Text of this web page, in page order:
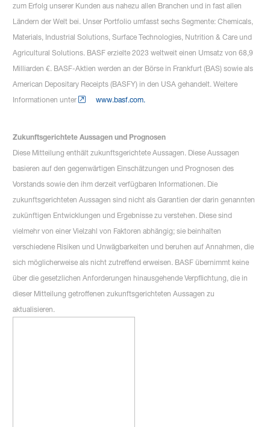
zum Erfolg unserer Kunden aus nahezu allen Branchen und in fast allen
Ländern der Welt bei. Unser Portfolio umfasst sechs Segmente: Chemicals,
Materials, Industrial Solutions, Surface Technologies, Nutrition & Care und
Agricultural Solutions. BASF erzielte 2023 weltweit einen Umsatz von 68,9
Milliarden €. BASF-Aktien werden an der Börse in Frankfurt (BAS) sowie als
American Depositary Receipts (BASFY) in den USA gehandelt. Weitere
Informationen unter
www.basf.com.
Zukunftsgerichtete Aussagen und Prognosen
Diese Mitteilung enthält zukunftsgerichtete Aussagen. Diese Aussagen
basieren auf den gegenwärtigen Einschätzungen und Prognosen des
Vorstands sowie den ihm derzeit verfügbaren Informationen. Die
zukunftsgerichteten Aussagen sind nicht als Garantien der darin genannten
zukünftigen Entwicklungen und Ergebnisse zu verstehen. Diese sind
vielmehr von einer Vielzahl von Faktoren abhängig; sie beinhalten
verschiedene Risiken und Unwägbarkeiten und beruhen auf Annahmen, die
sich möglicherweise als nicht zutreffend erweisen. BASF übernimmt keine
über die gesetzlichen Anforderungen hinausgehende Verpflichtung, die in
dieser Mitteilung getroffenen zukunftsgerichteten Aussagen zu
aktualisieren.